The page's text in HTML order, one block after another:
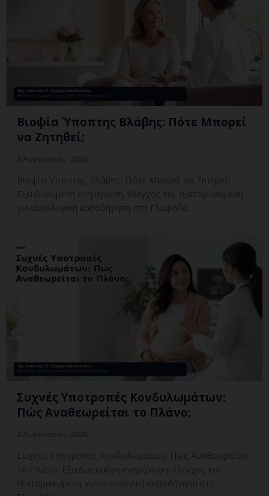
Βιοψία Ύποπτης Βλάβης: Πότε Μπορεί
να Ζητηθεί;
Βιοψία Ύποπτης Βλάβης: Πότε Μπορεί να Ζητηθεί;
Εξειδικευμένη ενημέρωση, έλεγχος και εξατομικευμένη
γυναικολογική καθοδήγηση στη Γλυφάδα.
Συχνές Υποτροπές Κονδυλωμάτων:
Πώς Αναθεωρείται το Πλάνο;
Συχνές Υποτροπές Κονδυλωμάτων: Πώς Αναθεωρείται
το Πλάνο; Εξειδικευμένη ενημέρωση, έλεγχος και
εξατομικευμένη γυναικολογική καθοδήγηση στη